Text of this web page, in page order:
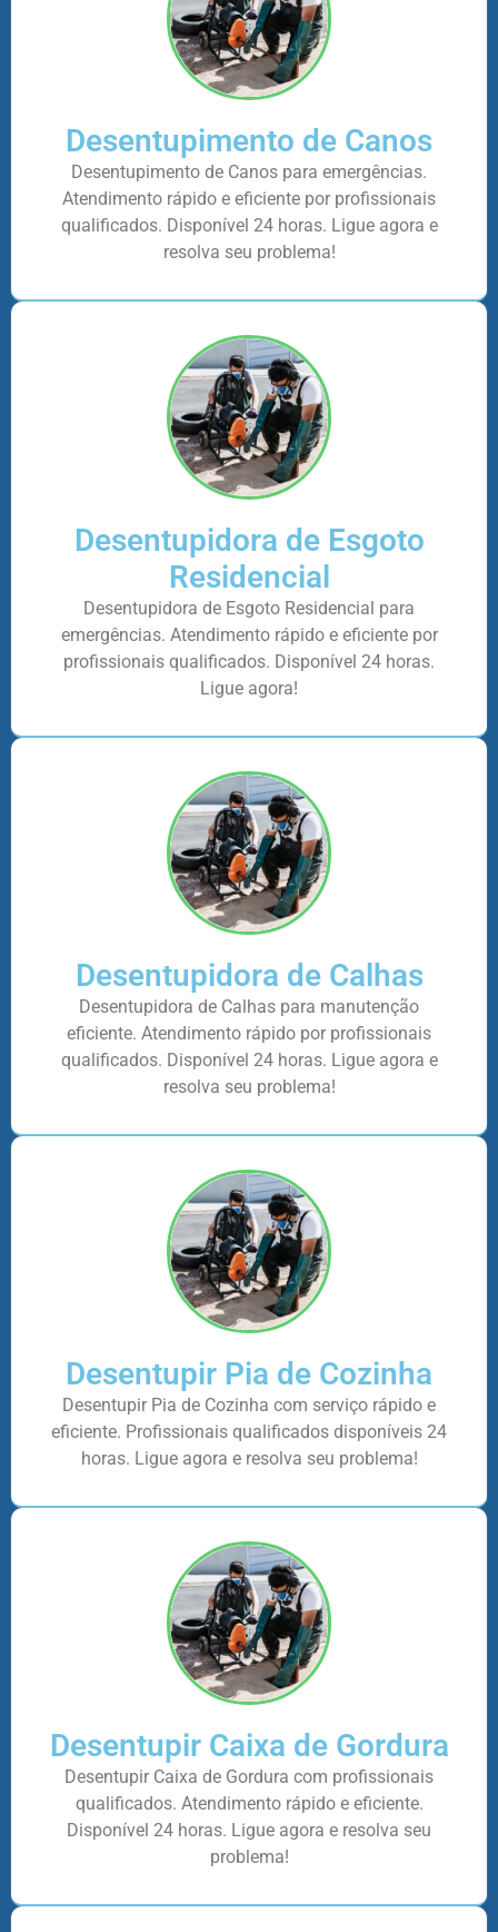
Desentupimento de Canos
Desentupimento de Canos para emergências.
Atendimento rápido e eficiente por profissionais
qualificados. Disponível 24 horas. Ligue agora e
resolva seu problema!
Desentupidora de Esgoto
Residencial
Desentupidora de Esgoto Residencial para
emergências. Atendimento rápido e eficiente por
profissionais qualificados. Disponível 24 horas.
Ligue agora!
Desentupidora de Calhas
Desentupidora de Calhas para manutenção
eficiente. Atendimento rápido por profissionais
qualificados. Disponível 24 horas. Ligue agora e
resolva seu problema!
Desentupir Pia de Cozinha
Desentupir Pia de Cozinha com serviço rápido e
eficiente. Profissionais qualificados disponíveis 24
horas. Ligue agora e resolva seu problema!
Desentupir Caixa de Gordura
Desentupir Caixa de Gordura com profissionais
qualificados. Atendimento rápido e eficiente.
Disponível 24 horas. Ligue agora e resolva seu
problema!